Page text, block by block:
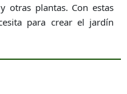
otras plantas. Con estas
para crear el jardín